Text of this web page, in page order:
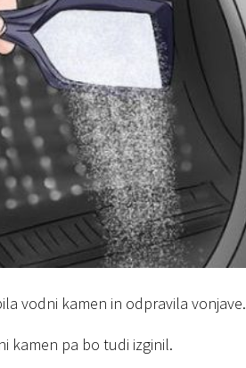
vodni kamen in odpravila vonjave.
kamen pa bo tudi izginil.